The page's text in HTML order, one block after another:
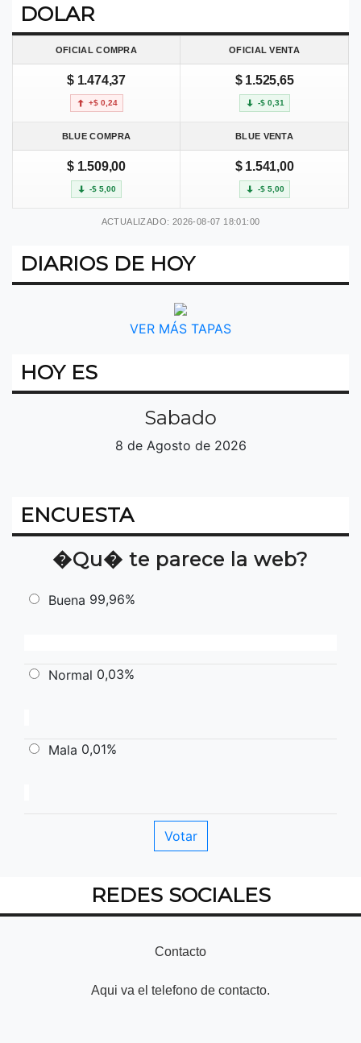
DOLAR
OFICIAL COMPRA OFICIAL VENTA
$ 1.474,37
+$ 0,24
$ 1.525,65
-$ 0,31
BLUE COMPRA BLUE VENTA
$ 1.509,00
-$ 5,00
$ 1.541,00
-$ 5,00
ACTUALIZADO: 2026-08-07 18:01:00
DIARIOS DE HOY
VER MÁS TAPAS
HOY ES
Sabado
8 de Agosto de 2026
ENCUESTA
�Qu� te parece la web?
Buena 99,96%
Normal 0,03%
Mala 0,01%
REDES SOCIALES
Contacto
Aqui va el telefono de contacto.